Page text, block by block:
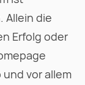
Allein die
Erfolg oder
vor allem